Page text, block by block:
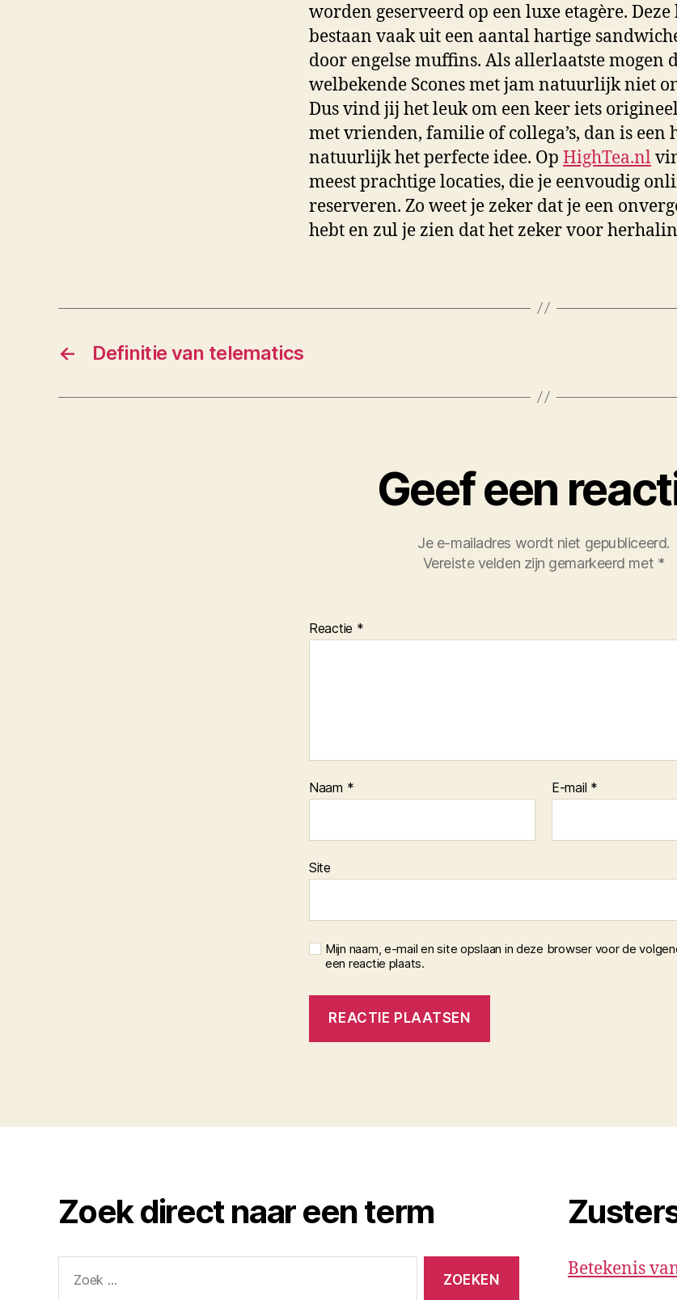
worden geserveerd op een luxe etagère. Deze
bestaan vaak uit een aantal hartige
door engelse muffins. Als allerlaatste mogen
welbekende Scones met jam natuurlijk niet
Dus vind jij het leuk om een keer iets
met vrienden, familie of collega’s, dan is een
natuurlijk het perfecte idee. Op HighTea.nl
meest prachtige locaties, die je eenvoudig
reserveren. Zo weet je zeker dat je een
hebt en zul je zien dat het zeker voor
← Definitie van telematics
Geef een
Je e-mailadres wordt niet gepubliceerd.
Vereiste velden zijn gemarkeerd met *
Reactie *
Naam * E-mail *
Site
Mijn naam, e-mail en site opslaan in deze browser voor de
een reactie plaats.
Zoek direct naar een term
naar:
Betekenis